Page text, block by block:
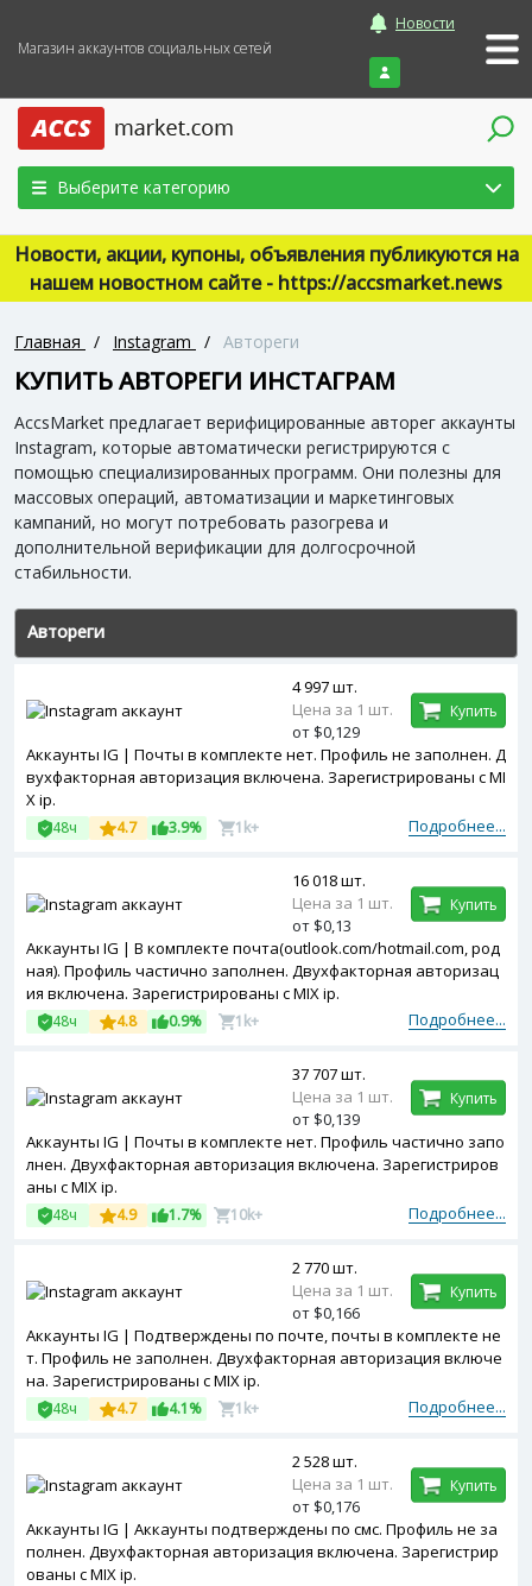
Магазин аккаунтов социальных сетей
Новости
Войти
Выберите категорию
Новости, акции, купоны, объявления публикуются на
нашем новостном сайте - https://accsmarket.news
Главная / Instagram / Автореги
КУПИТЬ АВТОРЕГИ ИНСТАГРАМ
AccsMarket предлагает верифицированные авторег аккаунты
Instagram, которые автоматически регистрируются с
помощью специализированных программ. Они полезны для
массовых операций, автоматизации и маркетинговых
кампаний, но могут потребовать разогрева и
дополнительной верификации для долгосрочной
стабильности.
Автореги
Аккаунты IG | Почты в комплекте нет. Профиль не заполнен. Д
вухфакторная авторизация включена. Зарегистрированы с MI
X ip.
Подробнее...
48ч 4.7 3.9% 1k+
4 997 шт.
Цена за 1 шт.
от $0,129
Купить
Аккаунты IG | В комплекте почта(outlook.com/hotmail.com, род
ная). Профиль частично заполнен. Двухфакторная авторизац
ия включена. Зарегистрированы с MIX ip.
Подробнее...
48ч 4.8 0.9% 1k+
16 018 шт.
Цена за 1 шт.
от $0,13
Купить
Аккаунты IG | Почты в комплекте нет. Профиль частично запо
лнен. Двухфакторная авторизация включена. Зарегистриров
аны с MIX ip.
Подробнее...
48ч 4.9 1.7% 10k+
37 707 шт.
Цена за 1 шт.
от $0,139
Купить
Аккаунты IG | Подтверждены по почте, почты в комплекте не
т. Профиль не заполнен. Двухфакторная авторизация включе
на. Зарегистрированы с MIX ip.
Подробнее...
48ч 4.7 4.1% 1k+
2 770 шт.
Цена за 1 шт.
от $0,166
Купить
Аккаунты IG | Аккаунты подтверждены по смс. Профиль не за
полнен. Двухфакторная авторизация включена. Зарегистрир
ованы с MIX ip.
2 528 шт.
Цена за 1 шт.
от $0,176
Купить